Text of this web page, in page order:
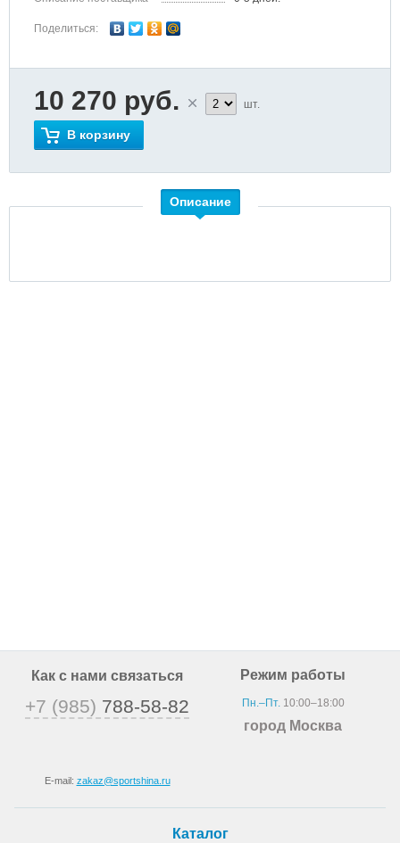
Поделиться:
10 270 руб. шт.
В корзину
Описание
Как с нами связаться
+7 (985) 788-58-82
E-mail: zakaz@sportshina.ru
Режим работы
Пн.–Пт.10:00–18:00
город Москва
Каталог